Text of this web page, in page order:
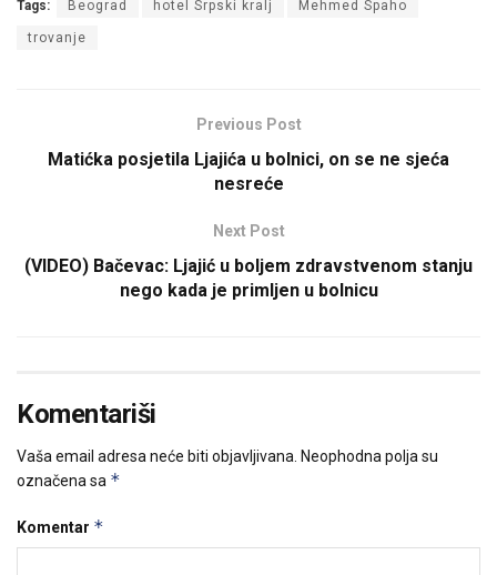
Tags: Beograd hotel Srpski kralj Mehmed Spaho
trovanje
Previous Post
Matićka posjetila Ljajića u bolnici, on se ne sjeća
nesreće
Next Post
(VIDEO) Bačevac: Ljajić u boljem zdravstvenom stanju
nego kada je primljen u bolnicu
Komentariši
Vaša email adresa neće biti objavljivana. Neophodna polja su
označena sa *
Komentar *